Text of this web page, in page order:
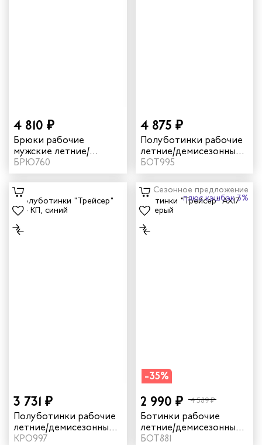
4 810 ₽
Брюки рабочие
мужские летние/
демисезонные "Мист"
цвет коричневый/
бежевый
БРЮ760
4 875 ₽
Полуботинки рабочие
летние/демисезонные
"Трейсер" TR16 с КП/КС
цвет черный
БОТ995
3 731 ₽
Полуботинки рабочие
летние/демисезонные
"Трейсер" AX24 с КП
КРО997
Сезонное предложение
плюс кэшбэк 3%
-35%
2 990 ₽ 4 589 ₽
Ботинки рабочие
летние/демисезонные
"Трейсер" AX17 с КП
БОТ881